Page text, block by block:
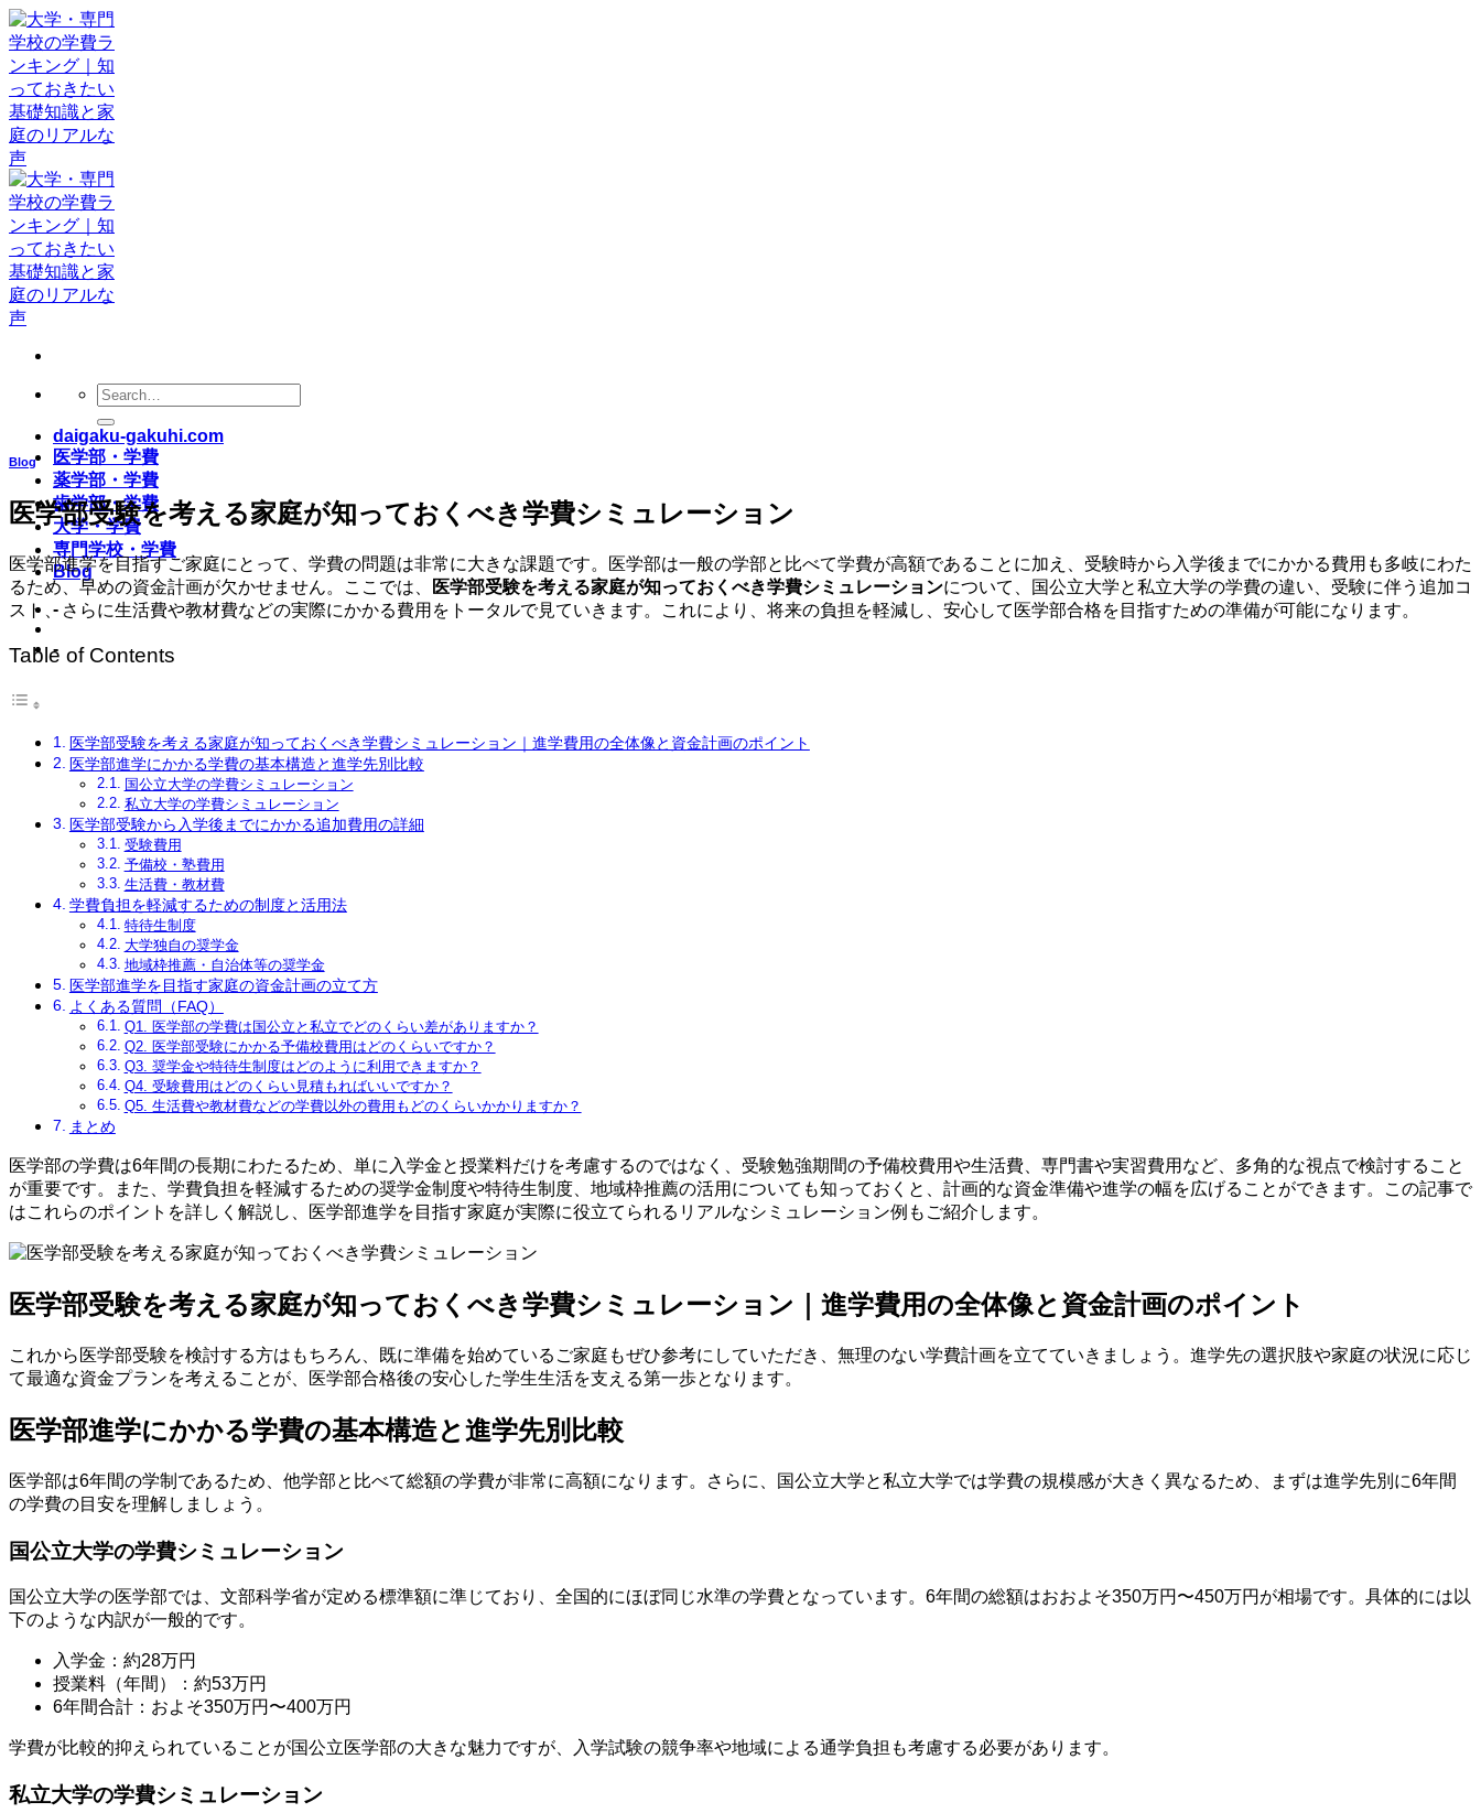
Skip
to
content
daigaku-gakuhi.com
医学部・学費
薬学部・学費
歯学部・学費
大学・学費
専門学校・学費
Blog
-
-
Blog
医学部受験を考える家庭が知っておくべき学費シミュレーション
医学部進学を目指すご家庭にとって、学費の問題は非常に大きな課題です。医学部は一般の学部と比べて学費が高額であることに加え、受験時から入学後までにかかる費用も多岐にわた
るため、早めの資金計画が欠かせません。ここでは、
医学部受験を考える家庭が知っておくべき学費シミュレーションについて、国公立大学と私立大学の学費の違い、受験に伴う追加コ
スト、さらに生活費や教材費などの実際にかかる費用をトータルで見ていきます。これにより、将来の負担を軽減し、安心して医学部合格を目指すための準備が可能になります。
Table of Contents
医学部受験を考える家庭が知っておくべき学費シミュレーション｜進学費用の全体像と資金計画のポイント
医学部進学にかかる学費の基本構造と進学先別比較
国公立大学の学費シミュレーション
私立大学の学費シミュレーション
医学部受験から入学後までにかかる追加費用の詳細
受験費用
予備校・塾費用
生活費・教材費
学費負担を軽減するための制度と活用法
特待生制度
大学独自の奨学金
地域枠推薦・自治体等の奨学金
医学部進学を目指す家庭の資金計画の立て方
よくある質問（FAQ）
Q1. 医学部の学費は国公立と私立でどのくらい差がありますか？
Q2. 医学部受験にかかる予備校費用はどのくらいですか？
Q3. 奨学金や特待生制度はどのように利用できますか？
Q4. 受験費用はどのくらい見積もればいいですか？
Q5. 生活費や教材費などの学費以外の費用もどのくらいかかりますか？
まとめ
医学部の学費は6年間の長期にわたるため、単に入学金と授業料だけを考慮するのではなく、受験勉強期間の予備校費用や生活費、専門書や実習費用など、多角的な視点で検討すること
が重要です。また、学費負担を軽減するための奨学金制度や特待生制度、地域枠推薦の活用についても知っておくと、計画的な資金準備や進学の幅を広げることができます。この記事で
はこれらのポイントを詳しく解説し、医学部進学を目指す家庭が実際に役立てられるリアルなシミュレーション例もご紹介します。
医学部受験を考える家庭が知っておくべき学費シミュレーション｜進学費用の全体像と資金計画のポイント
これから医学部受験を検討する方はもちろん、既に準備を始めているご家庭もぜひ参考にしていただき、無理のない学費計画を立てていきましょう。進学先の選択肢や家庭の状況に応じ
て最適な資金プランを考えることが、医学部合格後の安心した学生生活を支える第一歩となります。
医学部進学にかかる学費の基本構造と進学先別比較
医学部は6年間の学制であるため、他学部と比べて総額の学費が非常に高額になります。さらに、国公立大学と私立大学では学費の規模感が大きく異なるため、まずは進学先別に6年間
の学費の目安を理解しましょう。
国公立大学の学費シミュレーション
国公立大学の医学部では、文部科学省が定める標準額に準じており、全国的にほぼ同じ水準の学費となっています。6年間の総額はおおよそ350万円〜450万円が相場です。具体的には以
下のような内訳が一般的です。
入学金：約28万円
授業料（年間）：約53万円
6年間合計：およそ350万円〜400万円
学費が比較的抑えられていることが国公立医学部の大きな魅力ですが、入学試験の競争率や地域による通学負担も考慮する必要があります。
私立大学の学費シミュレーション